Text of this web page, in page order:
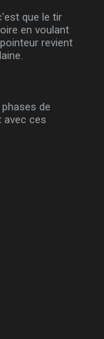
que le tir
en voulant
revient
de
avec ces